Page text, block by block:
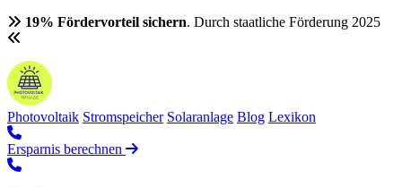
19% Fördervorteil sichern. Durch staatliche Förderung 2025
Photovoltaik Stromspeicher Solaranlage Blog Lexikon
Ersparnis berechnen